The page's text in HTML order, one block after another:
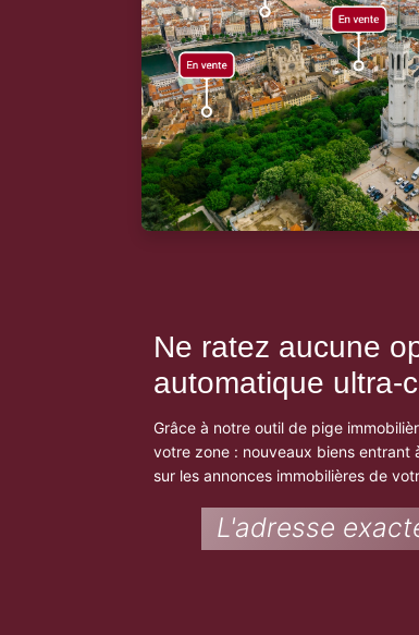
Ne ratez aucune
automatique ultra-
Grâce à notre outil de pige
votre zone : nouveaux biens entrant
sur les annonces immobilières de
L'adresse